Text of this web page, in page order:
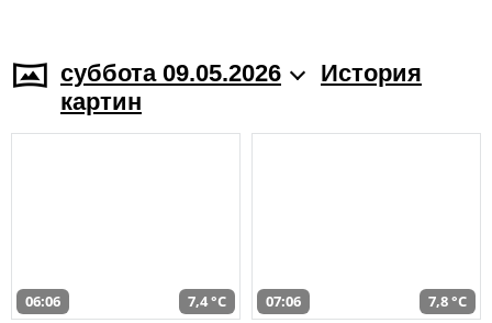
суббота 09.05.2026
История
картин
06:06 7,4 °C 07:06 7,8 °C